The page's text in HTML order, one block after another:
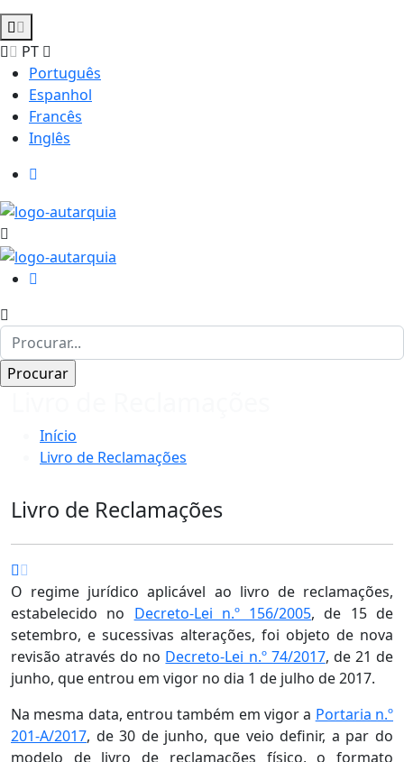
PT
Português
Espanhol
Francês
Inglês
Início
Livro de Reclamações
Livro de Reclamações
O regime jurídico aplicável ao livro de reclamações,
estabelecido no Decreto-Lei n.º 156/2005, de 15 de
setembro, e sucessivas alterações, foi objeto de nova
revisão através do no Decreto-Lei n.º 74/2017, de 21 de
junho, que entrou em vigor no dia 1 de julho de 2017.
Na mesma data, entrou também em vigor a Portaria n.º
201-A/2017, de 30 de junho, que veio definir, a par do
modelo de livro de reclamações físico, o formato